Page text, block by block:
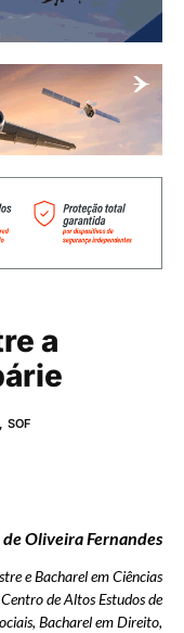
a
,SOF
Oliveira Fernandes
e Bacharel em Ciências
de Altos Estudos de
Bacharel em Direito,